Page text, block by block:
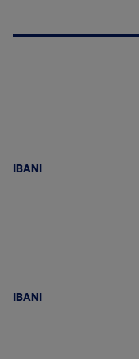
IBANI
IBANI